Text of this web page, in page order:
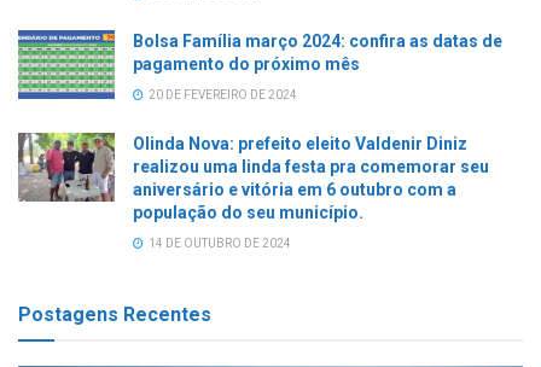
Bolsa Família março 2024: confira as datas de
pagamento do próximo mês
20 DE FEVEREIRO DE 2024
Olinda Nova: prefeito eleito Valdenir Diniz
realizou uma linda festa pra comemorar seu
aniversário e vitória em 6 outubro com a
população do seu município.
14 DE OUTUBRO DE 2024
Postagens Recentes